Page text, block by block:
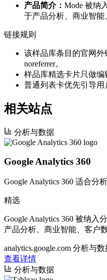
产品简介： Mode 被纳
于产品分析、商业智能
链接规则
该样品库条目的官网外
noreferrer。
样品库精选卡片只做编
普通列表卡优先引导用
相关站点
分析与数据
Google Analytics 360
Google Analytics 360 适合分
精选
Google Analytics 360 被纳入
产品分析、商业智能、客户
analytics.google.com 分析与数
查看详情
分析与数据